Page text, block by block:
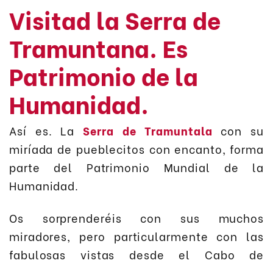
Visitad la Serra de
Tramuntana. Es
Patrimonio de la
Humanidad.
Así es. LaSerra de Tramuntala con su
miríada de pueblecitos con encanto, forma
parte del Patrimonio Mundial de la
Humanidad.
Os sorprenderéis con sus muchos
miradores, pero particularmente con las
fabulosas vistas desde el Cabo de